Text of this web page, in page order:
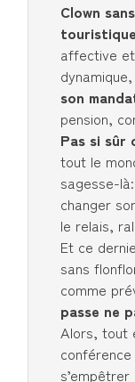
Clown
affective
son
pension,
Pas si sûr
tout le
sagesse-
changer
le relais,
Et ce
sans
comme
passe ne
Alors, tout
conférence